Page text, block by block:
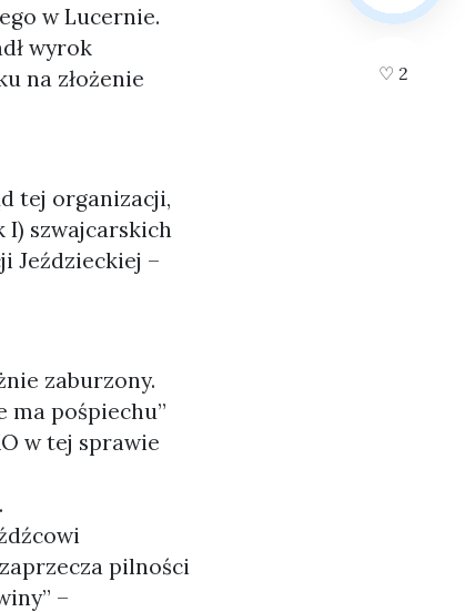
w Lucernie.
wyrok
na złożenie
tej organizacji,
I) szwajcarskich
Jeździeckiej –
zaburzony.
ma pośpiechu”
w tej sprawie
pilności
–
♡ 2